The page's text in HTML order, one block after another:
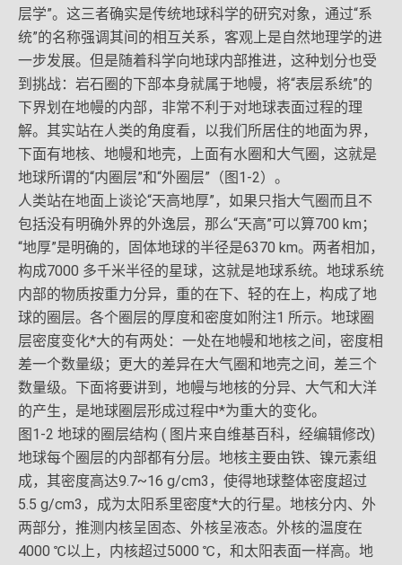
层学”。这三者确实是传统地球科学的研究对象，通过“系
统”的名称强调其间的相互关系，客观上是自然地理学的进
一步发展。但是随着科学向地球内部推进，这种划分也受
到挑战：岩石圈的下部本身就属于地幔，将“表层系统”的
下界划在地幔的内部，非常不利于对地球表面过程的理
解。其实站在人类的角度看，以我们所居住的地面为界，
下面有地核、地幔和地壳，上面有水圈和大气圈，这就是
地球所谓的“内圈层”和“外圈层”（图1-2）。
人类站在地面上谈论“天高地厚”，如果只指大气圈而且不
包括没有明确外界的外逸层，那么“天高”可以算700 km；
“地厚”是明确的，固体地球的半径是6370 km。两者相加，
构成7000 多千米半径的星球，这就是地球系统。地球系统
内部的物质按重力分异，重的在下、轻的在上，构成了地
球的圈层。各个圈层的厚度和密度如附注1 所示。地球圈
层密度变化*大的有两处：一处在地幔和地核之间，密度相
差一个数量级；更大的差异在大气圈和地壳之间，差三个
数量级。下面将要讲到，地幔与地核的分异、大气和大洋
的产生，是地球圈层形成过程中*为重大的变化。
图1-2 地球的圈层结构 ( 图片来自维基百科，经编辑修改)
地球每个圈层的内部都有分层。地核主要由铁、镍元素组
成，其密度高达9.7~16 g/cm3，使得地球整体密度超过
5.5 g/cm3，成为太阳系里密度*大的行星。地核分内、外
两部分，推测内核呈固态、外核呈液态。外核的温度在
4000 ℃以上，内核超过5000 ℃，和太阳表面一样高。地